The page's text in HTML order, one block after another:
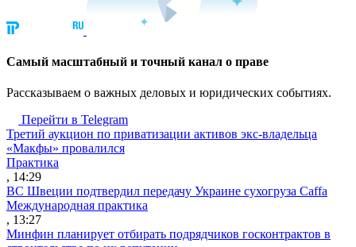
Cамый масштабный и точный канал о праве
Рассказываем о важных деловых и юридических событиях.
Перейти в Telegram
Третий аукцион по приватизации активов экс-владельца
«Макфы» провалился
Практика
, 14:29
ВС Швеции подтвердил передачу Украине сухогруза Caffa
Международная практика
, 13:27
Минфин планирует отбирать подрядчиков госконтрактов в